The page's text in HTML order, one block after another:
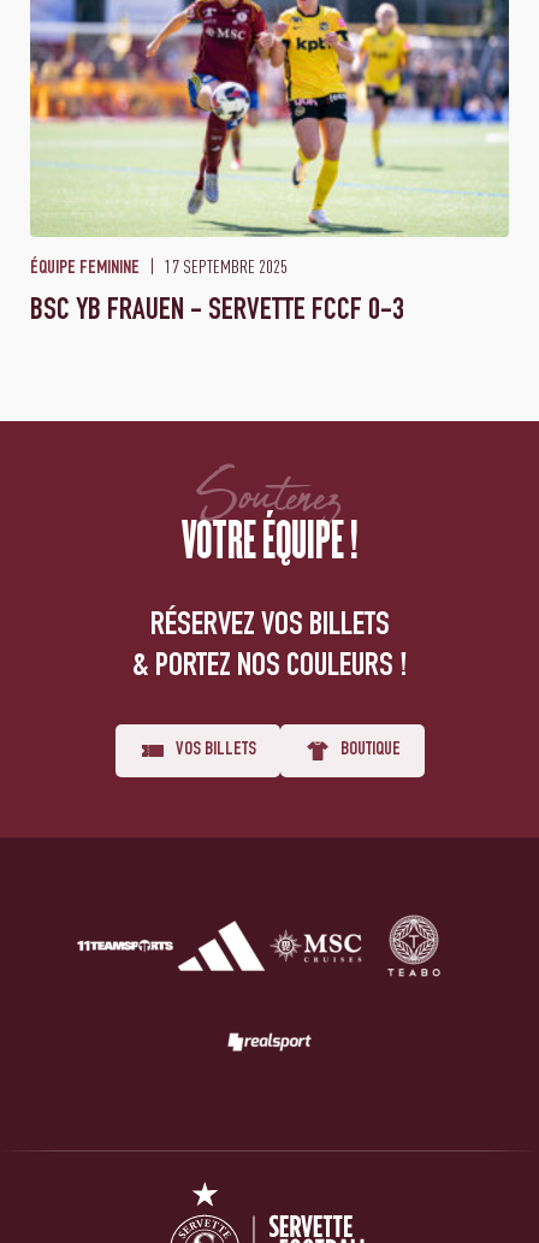
ÉQUIPE FEMININE 17 SEPTEMBRE 2025
BSC YB FRAUEN - SERVETTE FCCF 0-3
Soutenez
VOTRE ÉQUIPE !
RÉSERVEZ VOS BILLETS
& PORTEZ NOS COULEURS !
VOS BILLETS BOUTIQUE